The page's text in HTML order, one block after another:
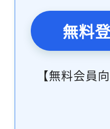
無料
【無料会員